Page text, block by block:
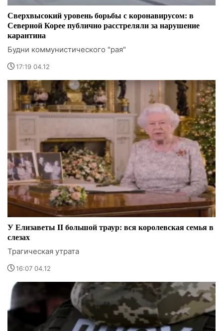
Сверхвысокий уровень борьбы с коронавирусом: в
Северной Корее публично расстреляли за нарушение
карантина
Будни коммунистического "рая"
17:19 04.12
У Елизаветы II большой траур: вся королевская семья в
слезах
Трагическая утрата
16:07 04.12